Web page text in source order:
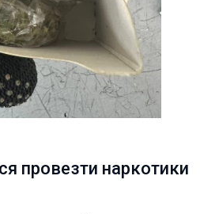
провезти наркотики